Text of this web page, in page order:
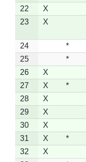
22
X
23
X
24 *
25
*
26
X
27
X *
28
X
29
X
30
X
31
X *
32
X